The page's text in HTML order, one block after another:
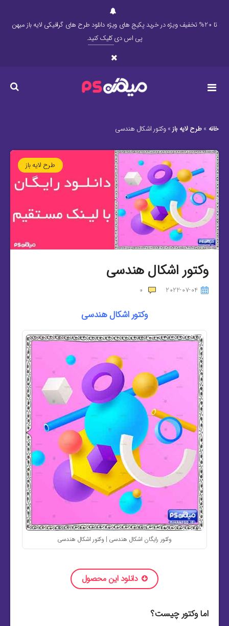
تا 20% تخفیف ویژه در خرید پکیج های ویژه دانلود طرح های گرافیکی لایه باز میهن
پی اس دیکلیک کنید.
خانه »طرح لایه باز»وکتور اشکال هندسی
طرح لایه باز
وکتور اشکال هندسی
2022-07-04
0
وکتور اشکال هندسی
وکتور رایگان اشکال هندسی | وکتور اشکال هندسی
دانلود این محصول
اما وکتور چیست؟